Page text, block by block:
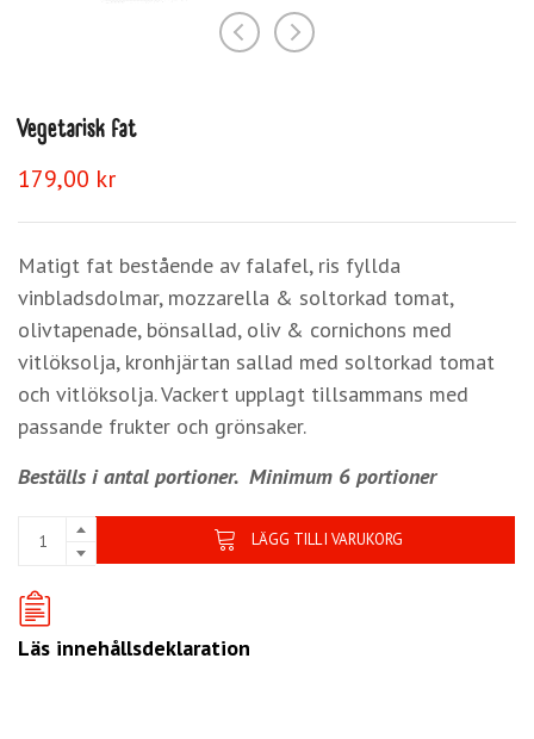
Vegetarisk fat
179,00 kr
Matigt fat bestående av falafel, ris fyllda
vinbladsdolmar, mozzarella & soltorkad tomat,
olivtapenade, bönsallad, oliv & cornichons med
vitlöksolja, kronhjärtan sallad med soltorkad tomat
och vitlöksolja. Vackert upplagt tillsammans med
passande frukter och grönsaker.
Beställs i antal portioner. Minimum 6 portioner
LÄGG TILL I VARUKORG
Läs innehållsdeklaration